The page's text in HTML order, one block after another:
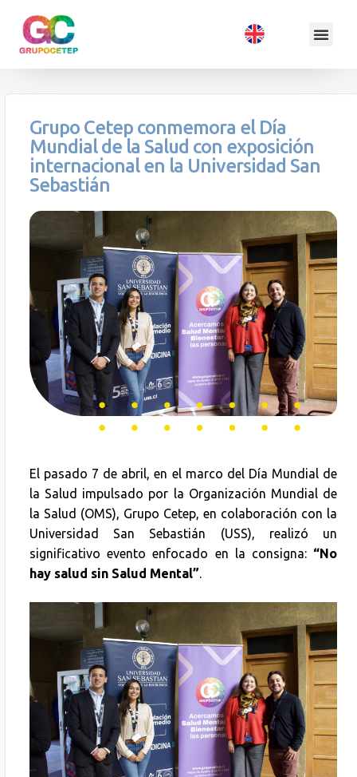
Grupo Cetep conmemora el Día
Mundial de la Salud con exposición
internacional en la Universidad San
Sebastián
El pasado 7 de abril, en el marco del Día Mundial de
la Salud impulsado por la Organización Mundial de
la Salud (OMS), Grupo Cetep, en colaboración con la
Universidad San Sebastián (USS), realizó un
significativo evento enfocado en la consigna: “No
hay salud sin Salud Mental”.